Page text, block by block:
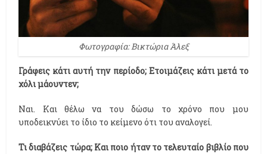
Φωτογραφία: Βικτώρια Άλεξ
Γράφεις κάτι αυτή την περίοδο; Ετοιμάζεις κάτι μετά το
χόλι μάουντεν;
Ναι. Και θέλω να του δώσω το χρόνο που μου
υποδεικνύει το ίδιο το κείμενο ότι του αναλογεί.
Τι διαβάζεις τώρα; Και ποιο ήταν το τελευταίο βιβλίο που